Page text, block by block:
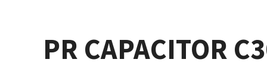
PR CAPACITOR